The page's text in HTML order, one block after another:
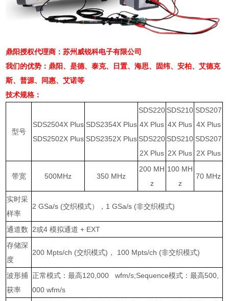
鼎阳授权代理商：苏州威锐科电子有限公司
我们的优势：鼎阳、是德、泰克、日置、海思、固纬、安柏、艾德克
斯、普源、同惠、艾诺等
技术规格：
型号
SDS2504X Plus
SDS2502X Plus
SDS2354X Plus
SDS2352X Plus
SDS220
4X Plus
SDS220
2X Plus
SDS210
4X Plus
SDS210
2X Plus
SDS207
4X Plus
SDS207
2X Plus
带宽 500MHz 350 MHz
200 MH
z
100 MH
z
70 MHz
实时采
样率
2 GSa/s (交织模式）， 1 GSa/s (非交织模式)
通道数 2或4模拟通道 + EXT
存储深
度
200 Mpts/ch (交织模式) ， 100 Mpts/ch (非交织模式)
波形捕
获率
正常模式：最高120,000 wfm/s;Sequence模式：最高500,
000 wfm/s